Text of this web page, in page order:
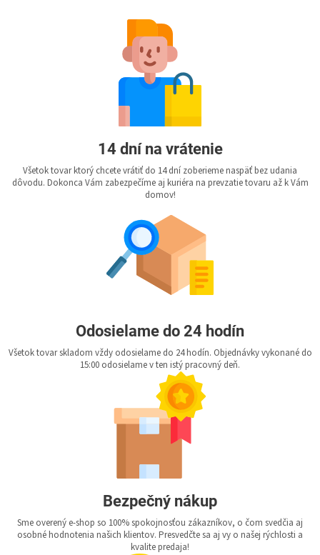
14 dní na vrátenie
Všetok tovar ktorý chcete vrátiť do 14 dní zoberieme naspäť bez udania
dôvodu. Dokonca Vám zabezpečíme aj kuriéra na prevzatie tovaru až k Vám
domov!
Odosielame do 24 hodín
Všetok tovar skladom vždy odosielame do 24 hodín. Objednávky vykonané do
15:00 odosielame v ten istý pracovný deň.
Bezpečný nákup
Sme overený e-shop so 100% spokojnosťou zákazníkov, o čom svedčia aj
osobné hodnotenia našich klientov. Presvedčte sa aj vy o našej rýchlosti a
kvalite predaja!